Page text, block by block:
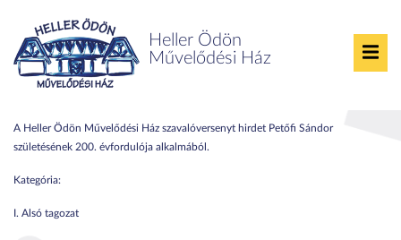
Heller Ödön
Művelődési Ház
Petőfi200
A Heller Ödön Művelődési Ház szavalóversenyt hirdet Petőfi Sándor
születésének 200. évfordulója alkalmából.
Kategória:
I. Alsó tagozat